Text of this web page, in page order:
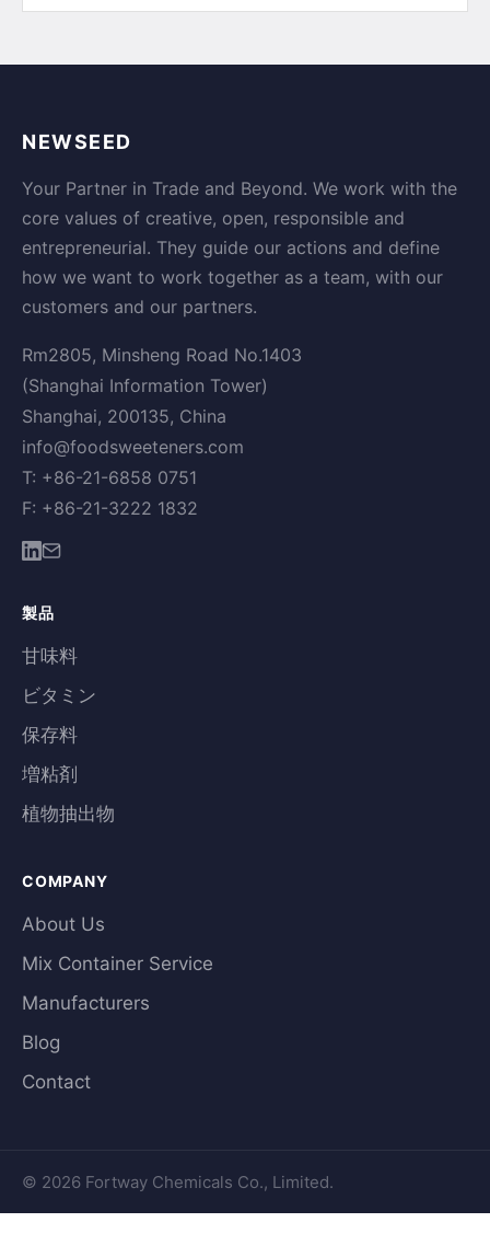
NEWSEED
Your Partner in Trade and Beyond. We work with the
core values of creative, open, responsible and
entrepreneurial. They guide our actions and define
how we want to work together as a team, with our
customers and our partners.
Rm2805, Minsheng Road No.1403
(Shanghai Information Tower)
Shanghai, 200135, China
info@foodsweeteners.com
T: +86-21-6858 0751
F: +86-21-3222 1832
製品
甘味料
ビタミン
保存料
増粘剤
植物抽出物
COMPANY
About Us
Mix Container Service
Manufacturers
Blog
Contact
© 2026 Fortway Chemicals Co., Limited.